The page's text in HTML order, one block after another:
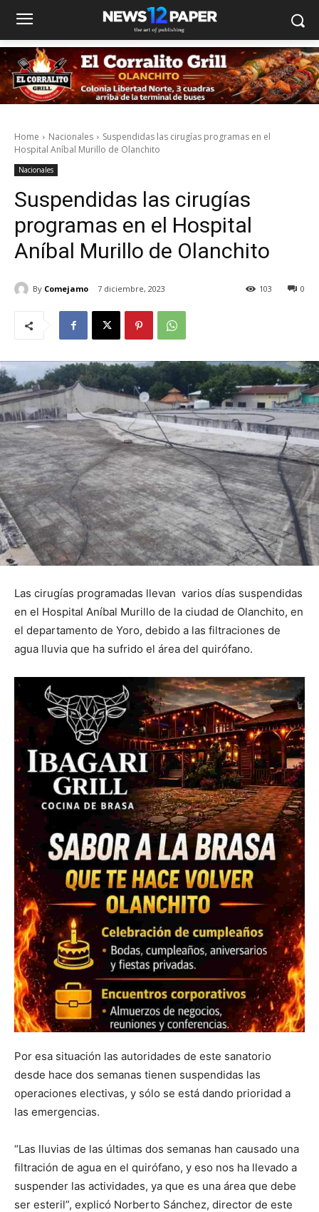
Home Nacionales
Suspendidas las cirugías programas en el
Hospital Aníbal Murillo de Olanchito
Nacionales
Suspendidas las cirugías
programas en el Hospital
Aníbal Murillo de Olanchito
By Comejamo 7 diciembre, 2023 0
103
Las cirugías programadas llevan varios días suspendidas
en el Hospital Aníbal Murillo de la ciudad de Olanchito, en
el departamento de Yoro, debido a las filtraciones de
agua lluvia que ha sufrido el área del quirófano.
Por esa situación las autoridades de este sanatorio
desde hace dos semanas tienen suspendidas las
operaciones electivas, y sólo se está dando prioridad a
las emergencias.
“Las lluvias de las últimas dos semanas han causado una
filtración de agua en el quirófano, y eso nos ha llevado a
suspender las actividades, ya que es una área que debe
ser esteril”, explicó Norberto Sánchez, director de este